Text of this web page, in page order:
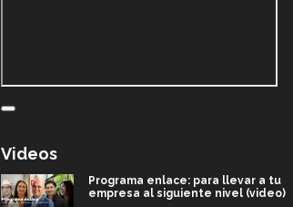
Videos
Programa enlace: para llevar a tu
empresa al siguiente nivel (video)